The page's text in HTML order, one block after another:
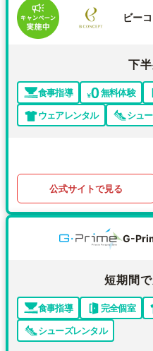
ビー
下
食事指導 無料体験
ウェアレンタル
シュ
公式サイトで見る
G-
短期間
食事指導 完全個室
シューズレンタル